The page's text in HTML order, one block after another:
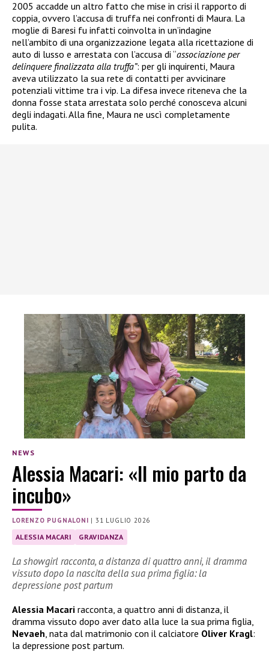
2005 accadde un altro fatto che mise in crisi il rapporto di
coppia, ovvero l’accusa di truffa nei confronti di Maura. La
moglie di Baresi fu infatti coinvolta in un’indagine
nell’ambito di una organizzazione legata alla ricettazione di
auto di lusso e arrestata con l’accusa di “associazione per
delinquere finalizzata alla truffa”: per gli inquirenti, Maura
aveva utilizzato la sua rete di contatti per avvicinare
potenziali vittime tra i vip. La difesa invece riteneva che la
donna fosse stata arrestata solo perché conosceva alcuni
degli indagati. Alla fine, Maura ne uscì completamente
pulita.
NEWS
Alessia Macari: «Il mio parto da
incubo»
LORENZO PUGNALONI |31 LUGLIO 2026
ALESSIA MACARI GRAVIDANZA
La showgirl racconta, a distanza di quattro anni, il dramma
vissuto dopo la nascita della sua prima figlia: la
depressione post partum
Alessia Macari racconta, a quattro anni di distanza, il
dramma vissuto dopo aver dato alla luce la sua prima figlia,
Nevaeh , nata dal matrimonio con il calciatore Oliver Kragl:
la depressione post partum.